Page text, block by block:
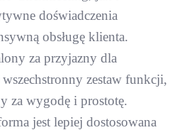
doświadczenia
obsługę klienta.
za przyjazny dla
zestaw funkcji,
za wygodę i prostotę.
jest lepiej dostosowana